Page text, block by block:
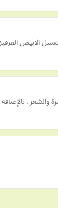
الابيض
والشعر،